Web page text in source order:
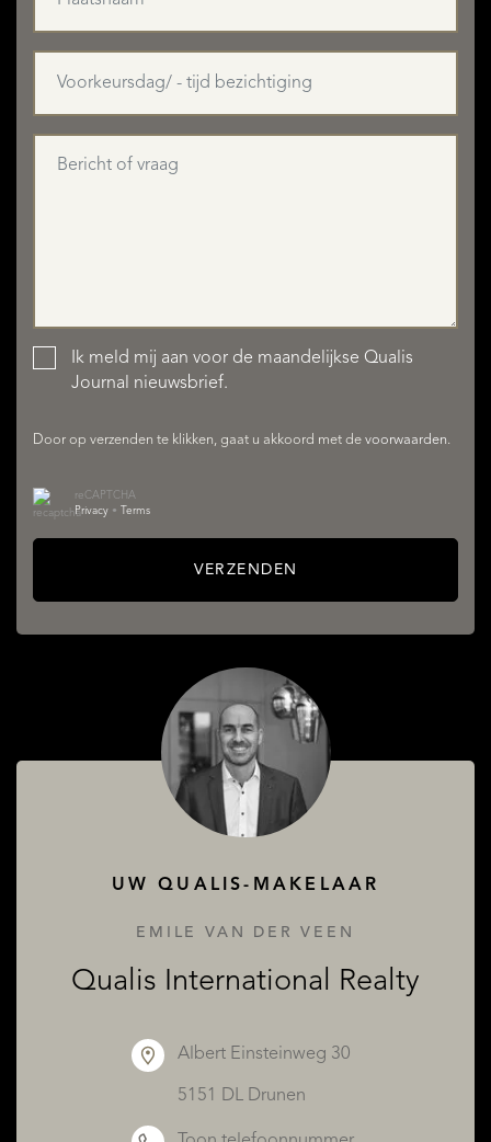
Ik meld mij aan voor de maandelijkse Qualis
Journal nieuwsbrief.
Door op verzenden te klikken, gaat u akkoord met de voorwaarden.
reCAPTCHA
Privacy • Terms
VERZENDEN
UW QUALIS-MAKELAAR
EMILE VAN DER VEEN
Qualis International Realty
Albert Einsteinweg 30
5151 DL Drunen
AANBOD
DIENSTEN